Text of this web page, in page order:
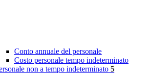
Conto annuale del personale
Costo personale tempo indeterminato
non a tempo indeterminato 5